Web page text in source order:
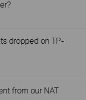
dropped on TP-
from our NAT